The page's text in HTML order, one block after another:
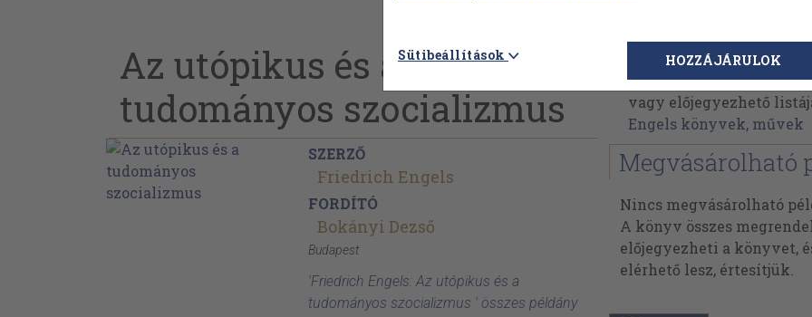
Az utópikus és a
tudományos szocializmus
SZERZŐ
Friedrich Engels
FORDÍTÓ
Bokányi Dezső
Budapest
'Friedrich Engels: Az utópikus és a
tudományos szocializmus ' összes példány
Friedrich Engels
Friedrich Engels
vagy előjegyezhető
Engels könyvek, művek
Megvásárolható
Nincs megvásárolható
A könyv összes
előjegyezheti a könyvet,
elérhető lesz, értesítjük.
Sütibeállítások HOZZÁJÁRULOK